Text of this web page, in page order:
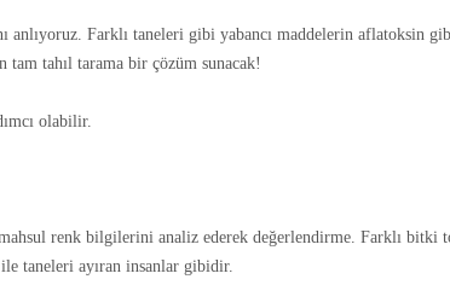
anlıyoruz. Farklı taneleri gibi yabancı maddelerin
tahıl tarama bir çözüm sunacak!
olabilir.
renk bilgilerini analiz ederek değerlendirme. Farklı bitki
taneleri ayıran insanlar gibidir.